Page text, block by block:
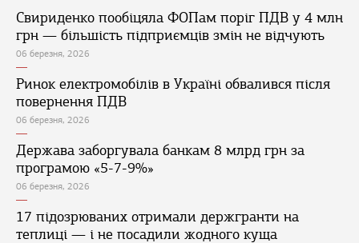
Свириденко пообіцяла ФОПам поріг ПДВ у 4 млн
грн — більшість підприємців змін не відчують
06 березня, 2026
Ринок електромобілів в Україні обвалився після
повернення ПДВ
06 березня, 2026
Держава заборгувала банкам 8 млрд грн за
програмою «5-7-9%»
06 березня, 2026
17 підозрюваних отримали держгранти на
теплиці — і не посадили жодного куща